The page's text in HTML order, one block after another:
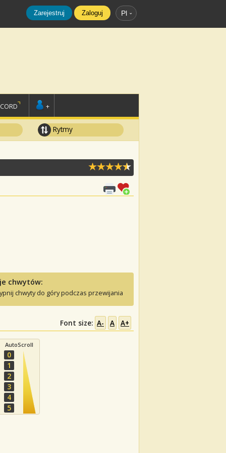
Zarejestruj Zaloguj Pl
+
Rytmy
chwytów:
chwyty do góry podczas przewijania
Font size: A- A A+
AutoScroll
0
1
2
3
4
5